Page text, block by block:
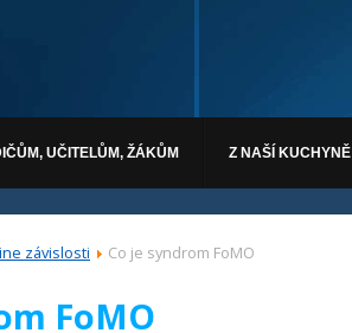
UČITELŮM, ŽÁKŮM Z NAŠÍ KUCHYNĚ
závislosti Co je syndrom FoMO
FoMO